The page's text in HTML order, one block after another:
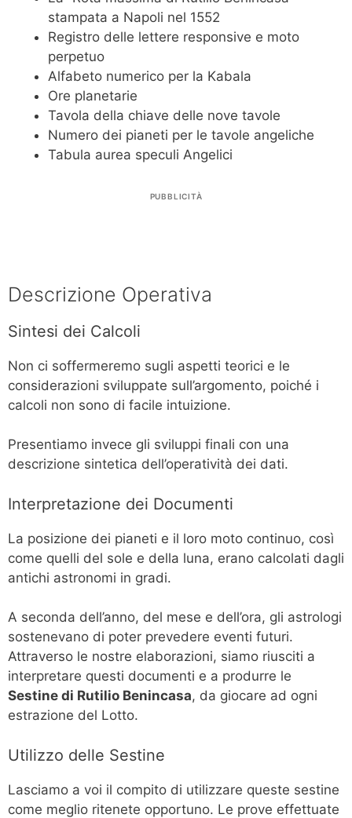
stampata a Napoli nel 1552
Registro delle lettere responsive e moto
perpetuo
Alfabeto numerico per la Kabala
Ore planetarie
Tavola della chiave delle nove tavole
Numero dei pianeti per le tavole angeliche
Tabula aurea speculi Angelici
PUBBLICITÀ
Descrizione Operativa
Sintesi dei Calcoli
Non ci soffermeremo sugli aspetti teorici e le
considerazioni sviluppate sull’argomento, poiché i
calcoli non sono di facile intuizione.
Presentiamo invece gli sviluppi finali con una
descrizione sintetica dell’operatività dei dati.
Interpretazione dei Documenti
La posizione dei pianeti e il loro moto continuo, così
come quelli del sole e della luna, erano calcolati dagli
antichi astronomi in gradi.
A seconda dell’anno, del mese e dell’ora, gli astrologi
sostenevano di poter prevedere eventi futuri.
Attraverso le nostre elaborazioni, siamo riusciti a
interpretare questi documenti e a produrre le
Sestine di Rutilio Benincasa, da giocare ad ogni
estrazione del Lotto.
Utilizzo delle Sestine
Lasciamo a voi il compito di utilizzare queste sestine
come meglio ritenete opportuno. Le prove effettuate